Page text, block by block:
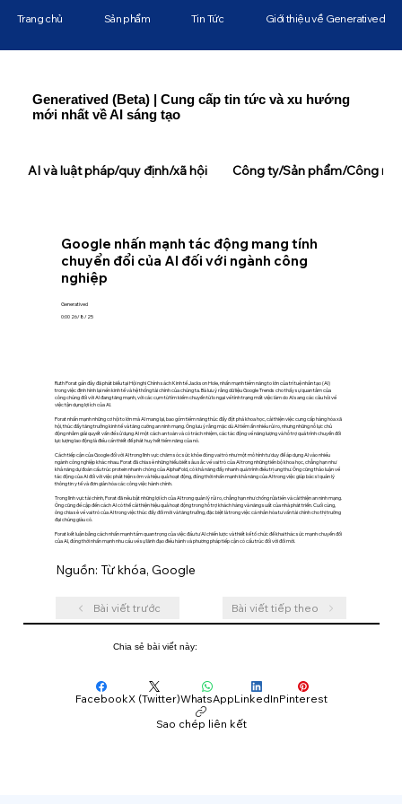
Generatived (Beta) | Cung cấp tin tức và xu hướng
mới nhất về AI sáng tạo
Google nhấn mạnh tác động mang tính
chuyển đổi của AI đối với ngành công
nghiệp
Generatived
0:00 26/8/25
Ruth Porat gần đây đã phát biểu tại Hội nghị Chính sách Kinh tế Jackson Hole, nhấn mạnh tiềm năng to lớn của trí tuệ nhân tạo (AI)
trong việc định hình lại nền kinh tế và hệ thống tài chính của chúng ta. Bà lưu ý rằng dữ liệu Google Trends cho thấy sự quan tâm của
công chúng đối với AI đang tăng mạnh, với các cụm từ tìm kiếm chuyển từ lo ngại về tình trạng mất việc làm do AI sang các câu hỏi về
việc tận dụng lợi ích của AI.
Porat nhấn mạnh những cơ hội to lớn mà AI mang lại, bao gồm tiềm năng thúc đẩy đột phá khoa học, cải thiện việc cung cấp hàng hóa xã
hội, thúc đẩy tăng trưởng kinh tế và tăng cường an ninh mạng. Ông lưu ý rằng mặc dù AI tiềm ẩn nhiều rủi ro, nhưng những nỗ lực chủ
động nhằm giải quyết vấn đề sử dụng AI một cách an toàn và có trách nhiệm, các tác động về năng lượng và hỗ trợ quá trình chuyển đổi
lực lượng lao động là điều cần thiết để phát huy hết tiềm năng của nó.
Cách tiếp cận của Google đối với AI trong lĩnh vực chăm sóc sức khỏe đóng vai trò như một mô hình tư duy để áp dụng AI vào nhiều
ngành công nghiệp khác nhau. Porat đã chia sẻ những hiểu biết sâu sắc về vai trò của AI trong những tiến bộ khoa học, chẳng hạn như
khả năng dự đoán cấu trúc protein nhanh chóng của AlphaFold, có khả năng đẩy nhanh quá trình điều trị ung thư. Ông cũng thảo luận về
tác động của AI đối với việc phát hiện sớm và hiệu quả hoạt động, đồng thời nhấn mạnh khả năng của AI trong việc giúp bác sĩ quản lý
thông tin y tế và đơn giản hóa các công việc hành chính.
Trong lĩnh vực tài chính, Porat đã nêu bật những lợi ích của AI trong quản lý rủi ro, chẳng hạn như chống rửa tiền và cải thiện an ninh mạng.
Ông cũng đề cập đến cách AI có thể cải thiện hiệu quả hoạt động trong hỗ trợ khách hàng và năng suất của nhà phát triển. Cuối cùng,
ông chia sẻ về vai trò của AI trong việc thúc đẩy đổi mới và tăng trưởng, đặc biệt là trong việc cá nhân hóa tư vấn tài chính cho thị trường
đại chúng giàu có.
Porat kết luận bằng cách nhấn mạnh tầm quan trọng của việc đầu tư AI chiến lược và thiết kế tổ chức để khai thác sức mạnh chuyển đổi
của AI, đồng thời nhấn mạnh nhu cầu về sự lãnh đạo điều hành và phương pháp tiếp cận có cấu trúc đối với đổi mới.
Nguồn: Từ khóa, Google
Bài viết trước Bài viết tiếp theo
Trang chủ Sản phẩm Tin Tức Giới thiệu về Generatived
Chia sẻ bài viết này:
FacebookX (Twitter)WhatsAppLinkedInPinterest
Sao chép liên kết
AI và luật pháp/quy định/xã hội Công ty/Sản phẩm/Công